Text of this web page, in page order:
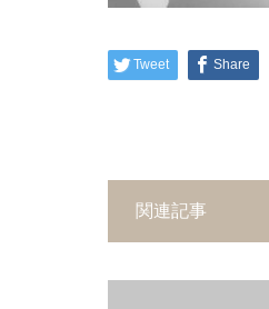
Tweet Share
関連記事